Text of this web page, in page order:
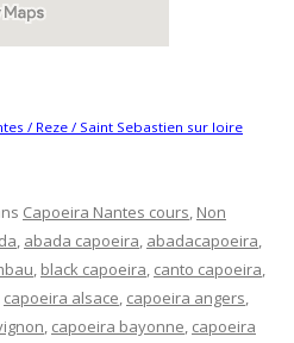
/ Reze / Saint Sebastien sur loire
Capoeira Nantes cours, Non
, abada capoeira, abadacapoeira,
, black capoeira, canto capoeira,
capoeira alsace, capoeira angers,
, capoeira bayonne, capoeira